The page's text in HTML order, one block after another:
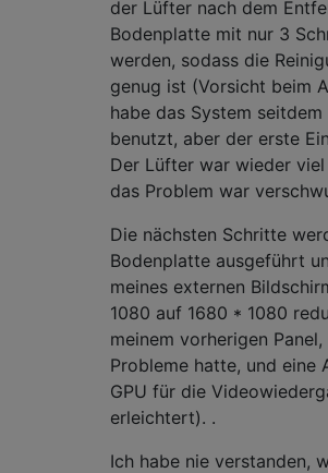
der Lüfter nach dem
Bodenplatte mit nur 3
werden, sodass die
genug ist (Vorsicht beim
habe das System
benutzt, aber der erste
Der Lüfter war wieder
das Problem war
Die nächsten Schritte
Bodenplatte ausgeführt
meines externen
1080 auf 1680 * 1080
meinem vorherigen
Probleme hatte, und eine
GPU für die
erleichtert). .
Ich habe nie verstanden,